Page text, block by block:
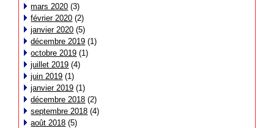
mars 2020 (3)
février 2020 (2)
janvier 2020 (5)
décembre 2019 (1)
octobre 2019 (1)
juillet 2019 (4)
juin 2019 (1)
janvier 2019 (1)
décembre 2018 (2)
septembre 2018 (4)
août 2018 (5)